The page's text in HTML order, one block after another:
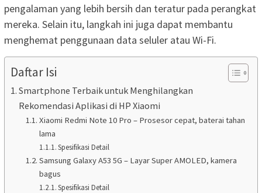
pengalaman yang lebih bersih dan teratur pada perangkat
mereka. Selain itu, langkah ini juga dapat membantu
menghemat penggunaan data seluler atau Wi-Fi.
Daftar Isi
Smartphone Terbaik untuk Menghilangkan
Rekomendasi Aplikasi di HP Xiaomi
Xiaomi Redmi Note 10 Pro – Prosesor cepat, baterai tahan
lama
Spesifikasi Detail
Samsung Galaxy A53 5G – Layar Super AMOLED, kamera
bagus
Spesifikasi Detail